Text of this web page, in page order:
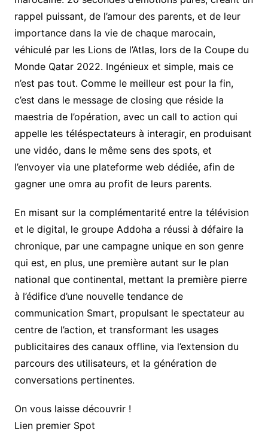
rappel puissant, de l’amour des parents, et de leur
importance dans la vie de chaque marocain,
véhiculé par les Lions de l’Atlas, lors de la Coupe du
Monde Qatar 2022. Ingénieux et simple, mais ce
n’est pas tout. Comme le meilleur est pour la fin,
c’est dans le message de closing que réside la
maestria de l’opération, avec un call to action qui
appelle les téléspectateurs à interagir, en produisant
une vidéo, dans le même sens des spots, et
l’envoyer via une plateforme web dédiée, afin de
gagner une omra au profit de leurs parents.
En misant sur la complémentarité entre la télévision
et le digital, le groupe Addoha a réussi à défaire la
chronique, par une campagne unique en son genre
qui est, en plus, une première autant sur le plan
national que continental, mettant la première pierre
à l’édifice d’une nouvelle tendance de
communication Smart, propulsant le spectateur au
centre de l’action, et transformant les usages
publicitaires des canaux offline, via l’extension du
parcours des utilisateurs, et la génération de
conversations pertinentes.
On vous laisse découvrir !
Lien premier Spot